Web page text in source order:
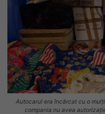
Autocarul era încărcat cu o
compania nu avea